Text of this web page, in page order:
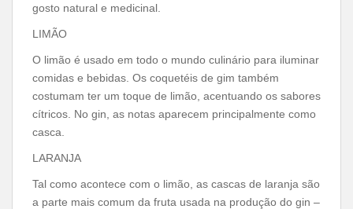
gosto natural e medicinal.
LIMÃO
O limão é usado em todo o mundo culinário para iluminar
comidas e bebidas. Os coquetéis de gim também
costumam ter um toque de limão, acentuando os sabores
cítricos. No gin, as notas aparecem principalmente como
casca.
LARANJA
Tal como acontece com o limão, as cascas de laranja são
a parte mais comum da fruta usada na produção do gin –